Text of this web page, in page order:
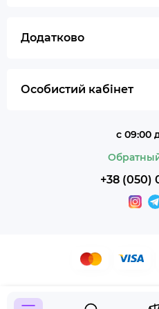
320 грн.
Додатково
Особистий кабінет
с 09:00
+38 (050)